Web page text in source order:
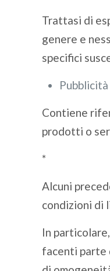
Trattasi di
genere e
specifici
Contiene
prodotti o
*
Alcuni
condizioni di
In
facenti parte